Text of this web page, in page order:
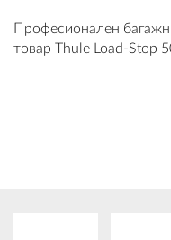
Професионален
товар Thule Load-Stop